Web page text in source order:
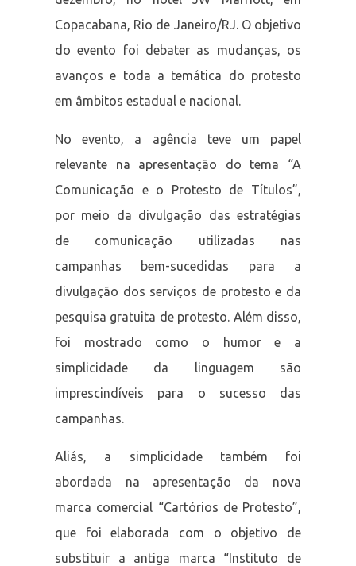
Copacabana, Rio de Janeiro/RJ. O objetivo
do evento foi debater as mudanças, os
avanços e toda a temática do protesto
em âmbitos estadual e nacional.
No evento, a agência teve um papel
relevante na apresentação do tema “A
Comunicação e o Protesto de Títulos”,
por meio da divulgação das estratégias
de comunicação utilizadas nas
campanhas bem-sucedidas para a
divulgação dos serviços de protesto e da
pesquisa gratuita de protesto. Além disso,
foi mostrado como o humor e a
simplicidade da linguagem são
imprescindíveis para o sucesso das
campanhas.
Aliás, a simplicidade também foi
abordada na apresentação da nova
marca comercial “Cartórios de Protesto”,
que foi elaborada com o objetivo de
substituir a antiga marca “Instituto de